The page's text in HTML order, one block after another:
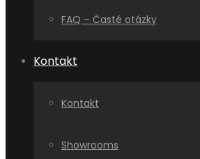
FAQ – Časté otázky
Kontakt
Kontakt
Showrooms